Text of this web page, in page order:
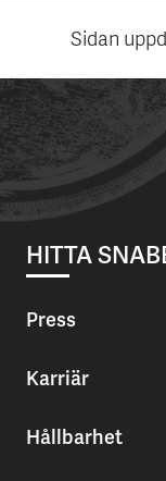
Sidan
HITTA
Press
Karriär
Hållbarhet